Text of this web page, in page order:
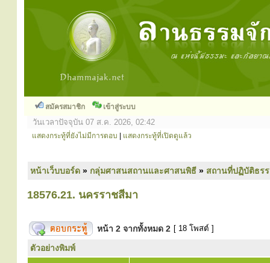
สมัครสมาชิก เข้าสู่ระบบ
วันเวลาปัจจุบัน 07 ส.ค. 2026, 02:42
แสดงกระทู้ที่ยังไม่มีการตอบ แสดงกระทู้ที่เปิดดูแล้ว
หน้าเว็บบอร์ด » กลุ่มศาสนสถานและศาสนพิธี » สถานที่ปฏิบัติธร
18576.21. นครราชสีมา
หน้า 2 จากทั้งหมด 2 [ 18 โพสต์ ]
ตัวอย่างพิมพ์